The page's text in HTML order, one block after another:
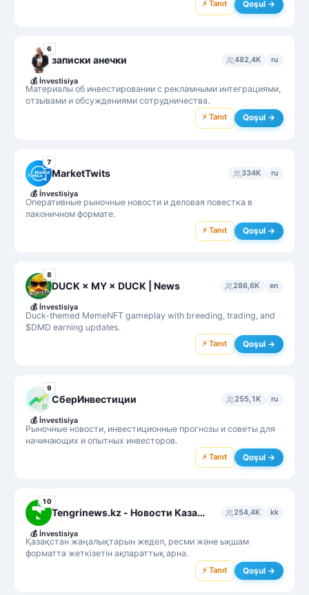
⚡ Tanıt Qoşul →
6
записки анечки 482,4K ru
Материалы об инвестировании с рекламными интеграциями,
отзывами и обсуждениями сотрудничества.
💰 İnvestisiya
⚡ Tanıt Qoşul →
7
MarketTwits 334K ru
Оперативные рыночные новости и деловая повестка в
лаконичном формате.
💰 İnvestisiya
⚡ Tanıt Qoşul →
8
DUCK × MY × DUCK | News 286,6K en
Duck-themed MemeNFT gameplay with breeding, trading, and
$DMD earning updates.
💰 İnvestisiya
⚡ Tanıt Qoşul →
9
СберИнвестиции 255,1K ru
Рыночные новости, инвестиционные прогнозы и советы для
начинающих и опытных инвесторов.
💰 İnvestisiya
⚡ Tanıt Qoşul →
10
Tengrinews.kz - Новости Казахстана 254,4K kk
Қазақстан жаңалықтарын жедел, ресми және ықшам
форматта жеткізетін ақпараттық арна.
💰 İnvestisiya
⚡ Tanıt Qoşul →